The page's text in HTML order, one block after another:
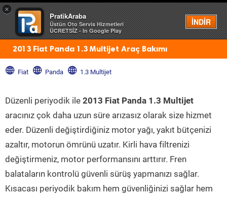
×
PratikAraba
Üstün Oto Servis Hizmetleri
ÜCRETSİZ - In Google Play
İNDİR
Menü
2013 Fiat Panda 1.3 Multijet Araç Bakımı
Fiat Panda 1.3 Multijet
Düzenli periyodik ile 2013 Fiat Panda 1.3 Multijet
aracınız çok daha uzun süre arızasız olarak size hizmet
eder. Düzenli değiştirdiğiniz motor yağı, yakıt bütçenizi
azaltır, motorun ömrünü uzatır. Kirli hava filtrenizi
değiştirmeniz, motor performansını arttırır. Fren
balataların kontrolü güvenli sürüş yapmanızı sağlar.
Kısacası periyodik bakım hem güvenliğinizi sağlar hem